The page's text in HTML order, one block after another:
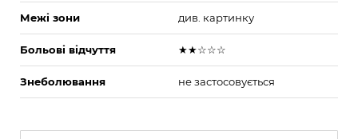
Межі зони див. картинку
Больові відчуття ★★☆☆☆
Знеболювання не застосовується